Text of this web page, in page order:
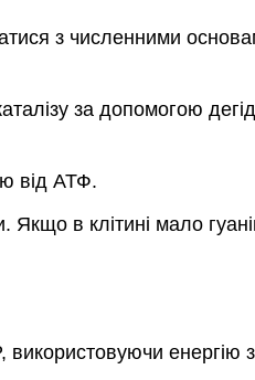
з численними
за допомогою
від АТФ.
Якщо в клітині мало
використовуючи енергію